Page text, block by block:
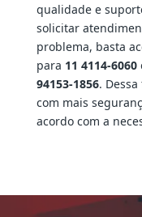
qualidade e
solicitar
problema, basta
para 11 4114-6060
94153-1856.
com mais
acordo com a